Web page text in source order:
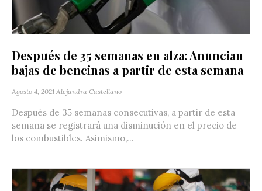
Después de 35 semanas en alza: Anuncian
bajas de bencinas a partir de esta semana
Agosto 4, 2021 Alejandra Castellano
Después de 35 semanas consecutivas, a partir de esta
semana se registrará una disminución en el precio de
los combustibles. Asimismo,...